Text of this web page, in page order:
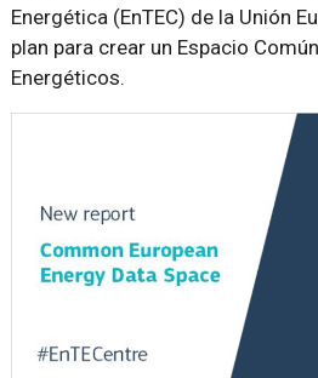
Energética (EnTEC) de la Unión
plan para crear un Espacio
Energéticos.